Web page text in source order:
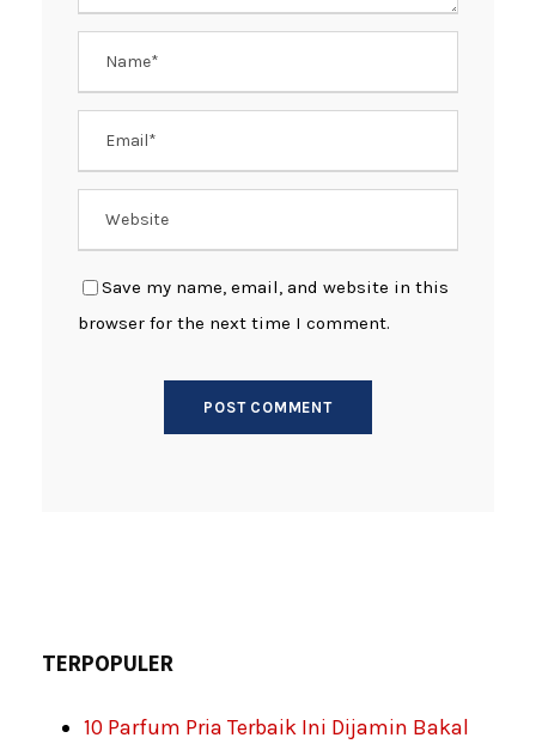
Save my name, email, and website in this
browser for the next time I comment.
TERPOPULER
10 Parfum Pria Terbaik Ini Dijamin Bakal